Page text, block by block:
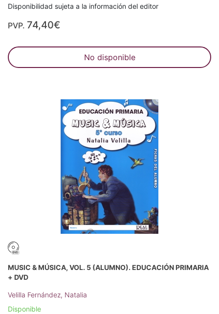
Disponibilidad sujeta a la información del editor
PVP. 74,40€
No disponible
MUSIC & MÚSICA, VOL. 5 (ALUMNO). EDUCACIÓN PRIMARIA
+ DVD
Velilla Fernández, Natalia
Disponible